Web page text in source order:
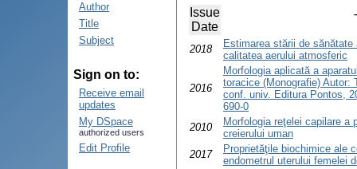
Author
Title
Subject
Sign on to:
Receive email
updates
My DSpace
authorized users
Edit Profile
Issue
Date
2018
Estimarea stării de
calitatea aerului atmosferic
2016
Morfologia aplicată a
toracice (Monografie) Autor:
conf. univ. Editura Pontos,
690-0
2010
Morfologia reţelei capilare a
creierului uman
2017
Proprietăţile biochimice ale
endometrul uterului femelei